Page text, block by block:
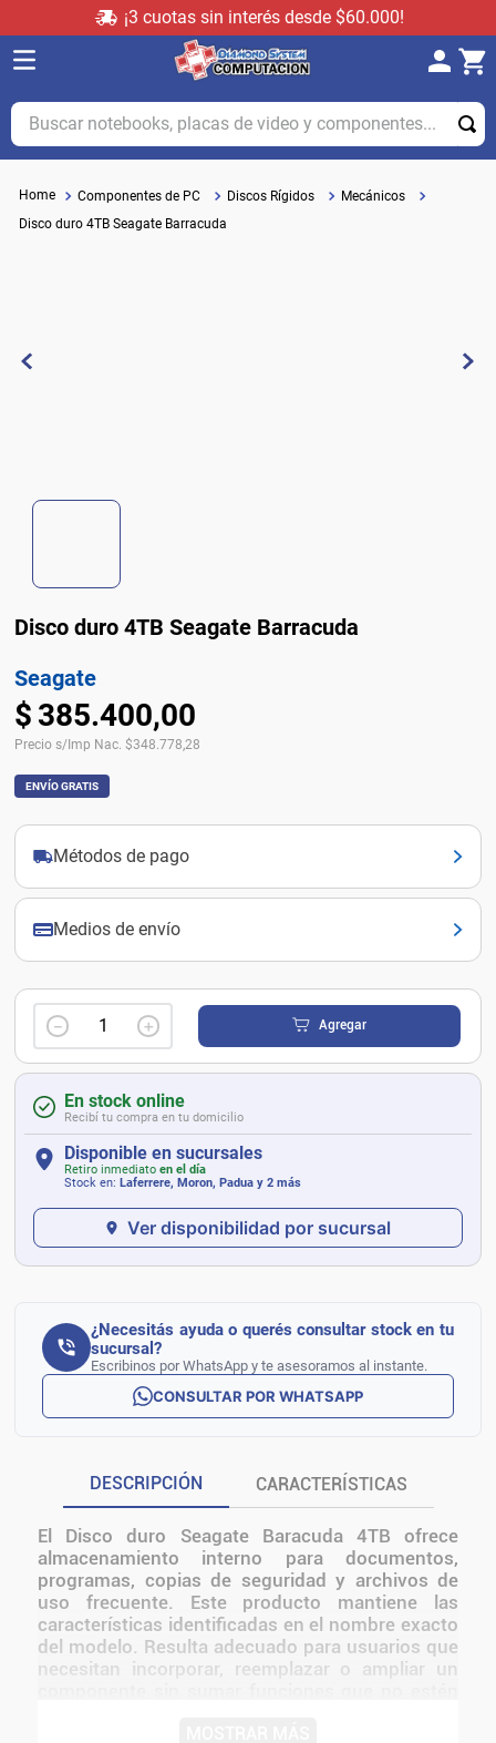
¡3 cuotas sin interés desde $60.000!
Buscar notebooks, placas de video y componentes...
Componentes de PC Discos Rígidos
Mecánicos
Disco duro 4TB Seagate Barracuda
Disco duro 4TB Seagate Barracuda
Seagate
$ 385.400,00
Precio s/Imp Nac. $348.778,28
ENVÍO GRATIS
Métodos de pago
Medios de envío
＋
－ Agregar
En stock online
Recibí tu compra en tu domicilio
Disponible en sucursales
Retiro inmediato en el día
Stock en: Laferrere, Moron, Padua y 2 más
Ver disponibilidad por sucursal
¿Necesitás ayuda o querés consultar stock en tu
sucursal?
Escribinos por WhatsApp y te asesoramos al instante.
CONSULTAR POR WHATSAPP
DESCRIPCIÓN CARACTERÍSTICAS
El Disco duro Seagate Baracuda 4TB ofrece
almacenamiento interno para documentos,
programas, copias de seguridad y archivos de
uso frecuente. Este producto mantiene las
características identificadas en el nombre exacto
del modelo. Resulta adecuado para usuarios que
necesitan incorporar, reemplazar o ampliar un